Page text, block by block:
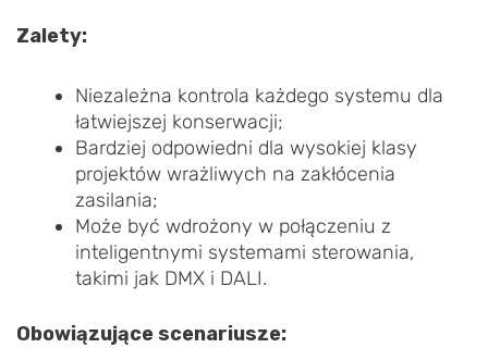
Zalety:
Niezależna kontrola każdego systemu dla
łatwiejszej konserwacji;
Bardziej odpowiedni dla wysokiej klasy
projektów wrażliwych na zakłócenia
zasilania;
Może być wdrożony w połączeniu z
inteligentnymi systemami sterowania,
takimi jak DMX i DALI.
Obowiązujące scenariusze: